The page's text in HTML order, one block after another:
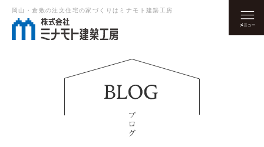
岡山・倉敷の注文住宅の家づくりはミナモト建築工房